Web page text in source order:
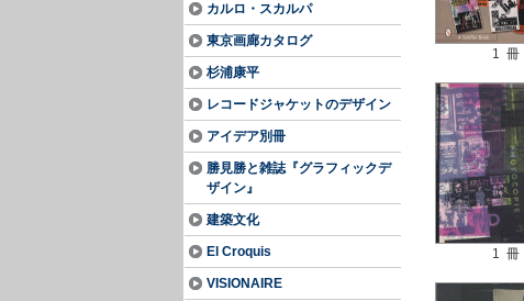
カルロ・スカルパ
東京画廊カタログ
杉浦康平
レコードジャケットのデザイン
アイデア別冊
勝見勝と雑誌『グラフィックデ
ザイン』
建築文化
El Croquis
VISIONAIRE
1 冊
1 冊